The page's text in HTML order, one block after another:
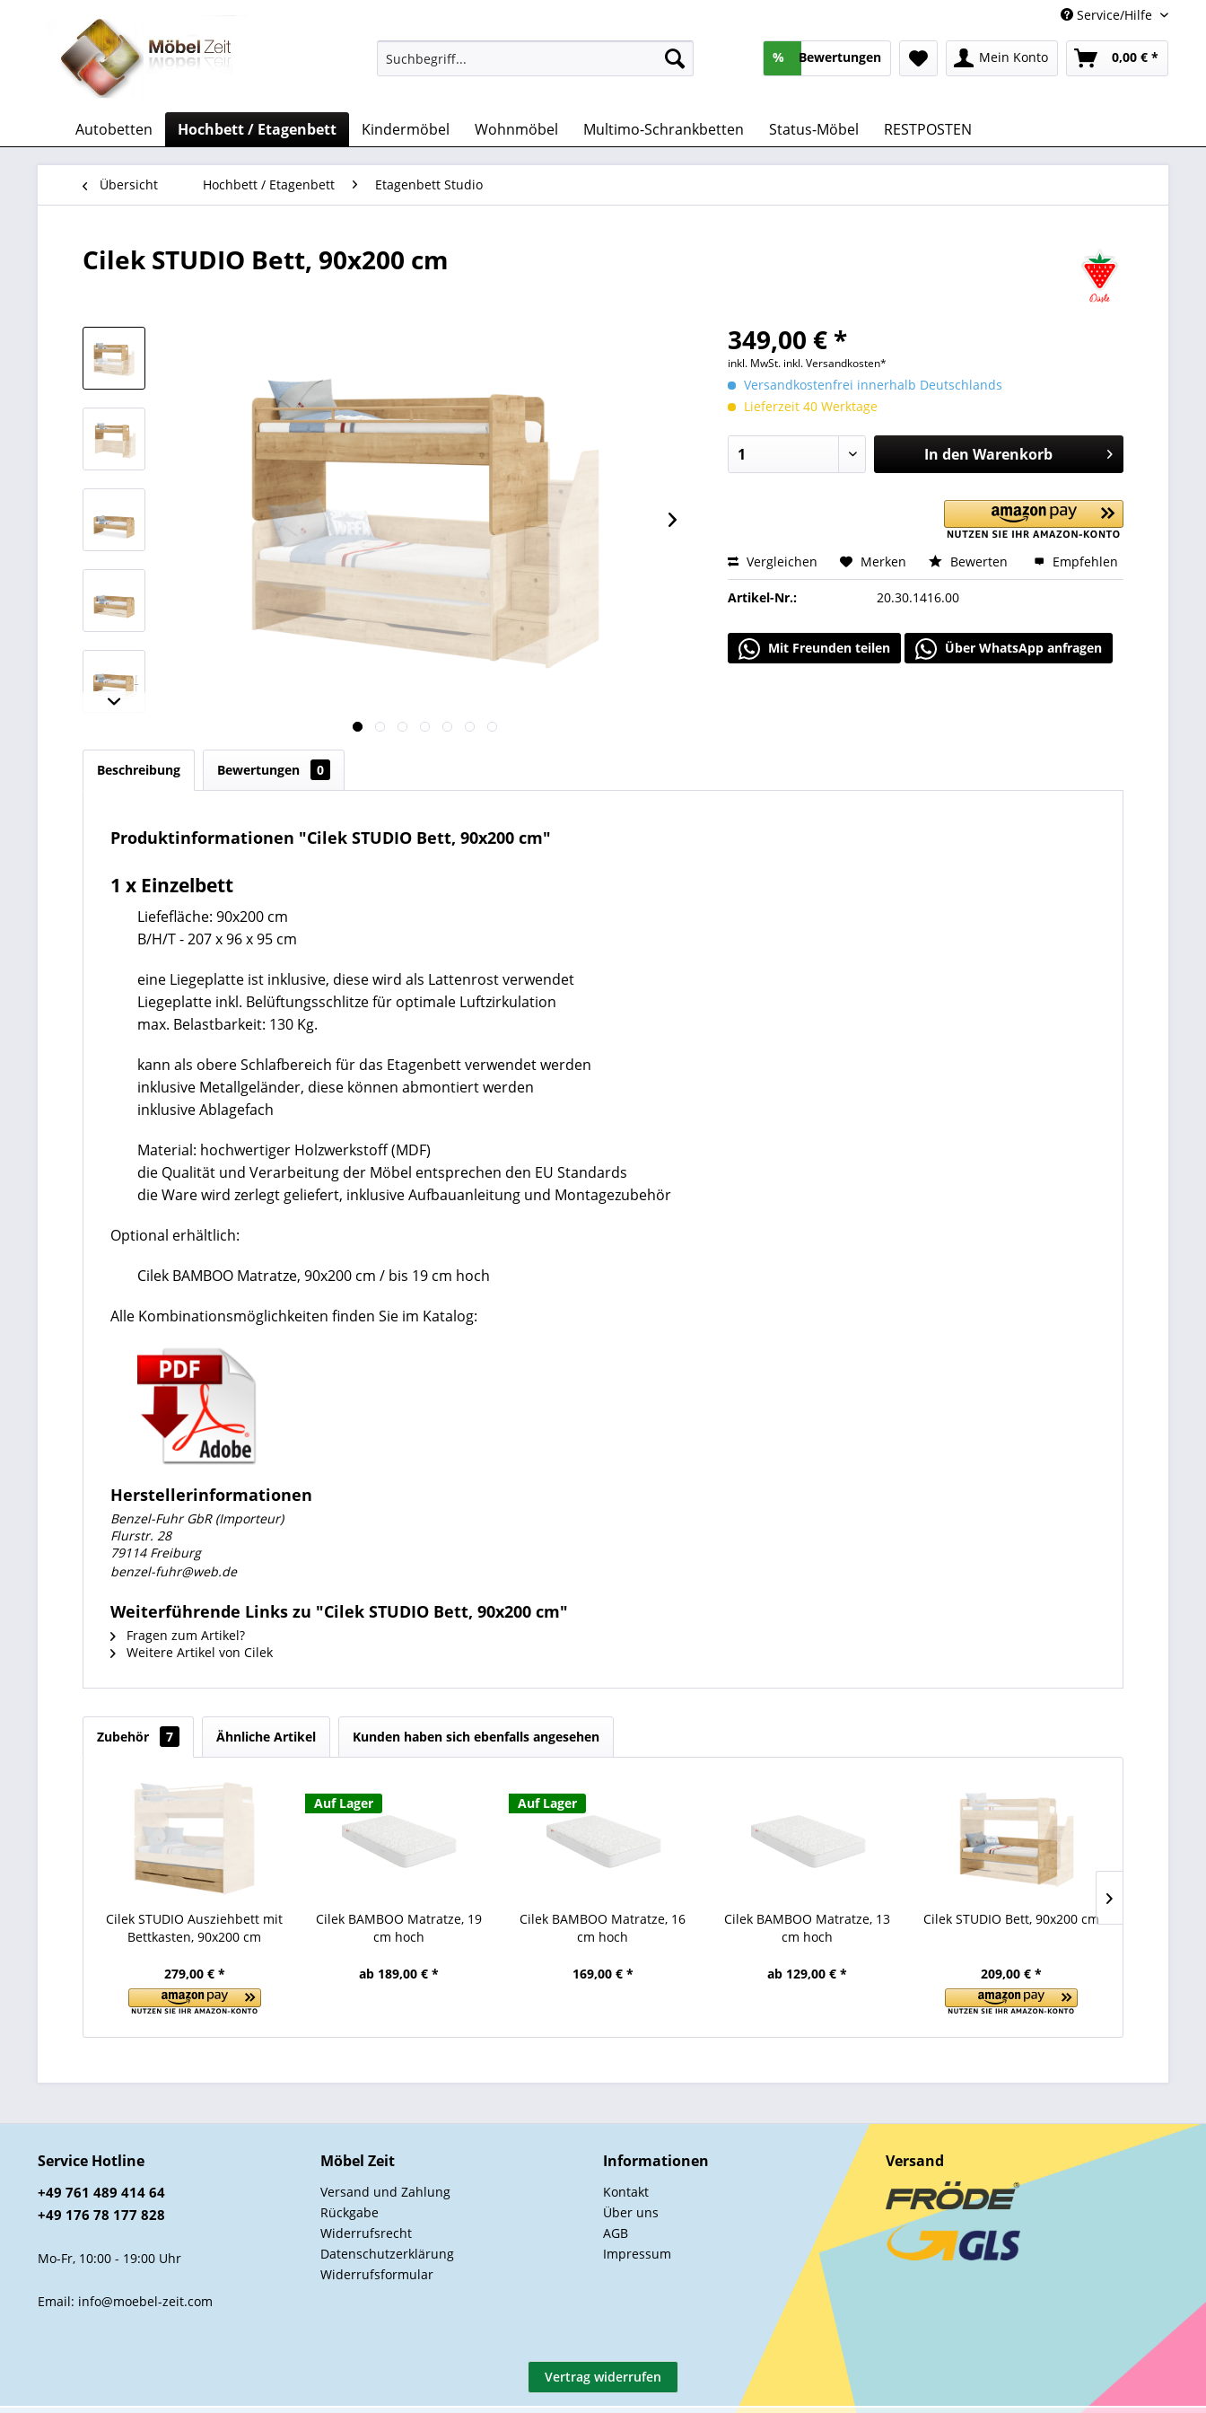
Service/Hilfe
% Bewertungen Mein Konto 0,00 € *
Autobetten Hochbett / Etagenbett Kindermöbel Wohnmöbel Multimo-Schrankbetten Status-Möbel RESTPOSTEN
Übersicht Hochbett / Etagenbett Etagenbett Studio
Cilek STUDIO Bett, 90x200 cm
349,00 € *
inkl. MwSt. inkl. Versandkosten*
Versandkostenfrei innerhalb Deutschlands
Lieferzeit 40 Werktage
In den Warenkorb
Vergleichen Merken Bewerten Empfehlen
Artikel-Nr.: 20.30.1416.00
Mit Freunden teilen Über WhatsApp anfragen
Beschreibung Bewertungen 0
Produktinformationen "Cilek STUDIO Bett, 90x200 cm"
1 x Einzelbett
Liefefläche: 90x200 cm
B/H/T - 207 x 96 x 95 cm
eine Liegeplatte ist inklusive, diese wird als Lattenrost verwendet
Liegeplatte inkl. Belüftungsschlitze für optimale Luftzirkulation
max. Belastbarkeit: 130 Kg.
kann als obere Schlafbereich für das Etagenbett verwendet werden
inklusive Metallgeländer, diese können abmontiert werden
inklusive Ablagefach
Material: hochwertiger Holzwerkstoff (MDF)
die Qualität und Verarbeitung der Möbel entsprechen den EU Standards
die Ware wird zerlegt geliefert, inklusive Aufbauanleitung und Montagezubehör
Optional erhältlich:
Cilek BAMBOO Matratze, 90x200 cm / bis 19 cm hoch
Alle Kombinationsmöglichkeiten finden Sie im Katalog:
Herstellerinformationen
Benzel-Fuhr GbR (Importeur)
Flurstr. 28
79114 Freiburg
benzel-fuhr@web.de
Weiterführende Links zu "Cilek STUDIO Bett, 90x200 cm"
Fragen zum Artikel?
Weitere Artikel von Cilek
Zubehör 7 Ähnliche Artikel Kunden haben sich ebenfalls angesehen
Cilek STUDIO Ausziehbett mit
Bettkasten, 90x200 cm
279,00 € *
Auf Lager
Cilek BAMBOO Matratze, 19
cm hoch
ab 189,00 € *
Auf Lager
Cilek BAMBOO Matratze, 16
cm hoch
169,00 € *
Cilek BAMBOO Matratze, 13
cm hoch
ab 129,00 € *
Cilek STUDIO Bett, 90x200 cm
209,00 € *
Service Hotline
+49 761 489 414 64
+49 176 78 177 828
Mo-Fr, 10:00 - 19:00 Uhr
Email: info@moebel-zeit.com
Möbel Zeit
Versand und Zahlung
Rückgabe
Widerrufsrecht
Datenschutzerklärung
Widerrufsformular
Informationen
Kontakt
Über uns
AGB
Impressum
Versand
Vertrag widerrufen